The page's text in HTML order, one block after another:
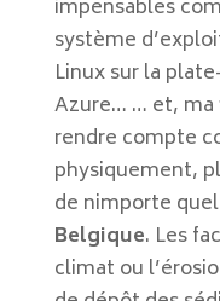
impensables
système
Linux sur la
Azure… … et, ma
rendre compte
physiquement,
de nimporte
Belgique. Les
climat ou